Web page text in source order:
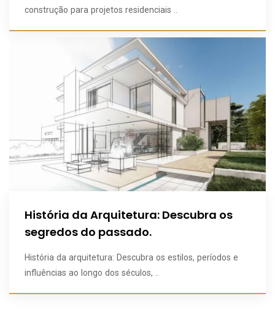
construção para projetos residenciais ..
História da Arquitetura: Descubra os
segredos do passado.
História da arquitetura: Descubra os estilos, períodos e
influências ao longo dos séculos, ..